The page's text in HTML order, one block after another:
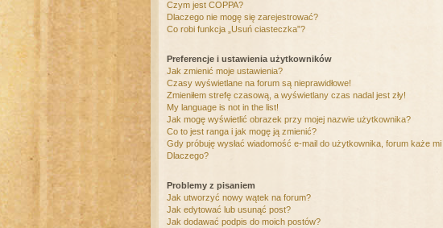
Czym jest COPPA?
Dlaczego nie mogę się zarejestrować?
Co robi funkcja „Usuń ciasteczka”?
Preferencje i ustawienia użytkowników
Jak zmienić moje ustawienia?
Czasy wyświetlane na forum są nieprawidłowe!
Zmieniłem strefę czasową, a wyświetlany czas nadal jest zły!
My language is not in the list!
Jak mogę wyświetlić obrazek przy mojej nazwie użytkownika?
Co to jest ranga i jak mogę ją zmienić?
Gdy próbuję wysłać wiadomość e-mail do użytkownika, forum każe mi
Dlaczego?
Problemy z pisaniem
Jak utworzyć nowy wątek na forum?
Jak edytować lub usunąć post?
Jak dodawać podpis do moich postów?